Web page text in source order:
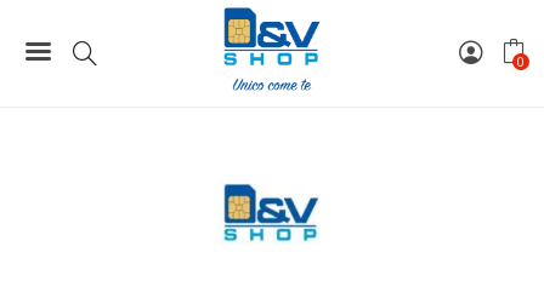
0
SIM Wind3 Numero Facile 320X309020 Da Attivare